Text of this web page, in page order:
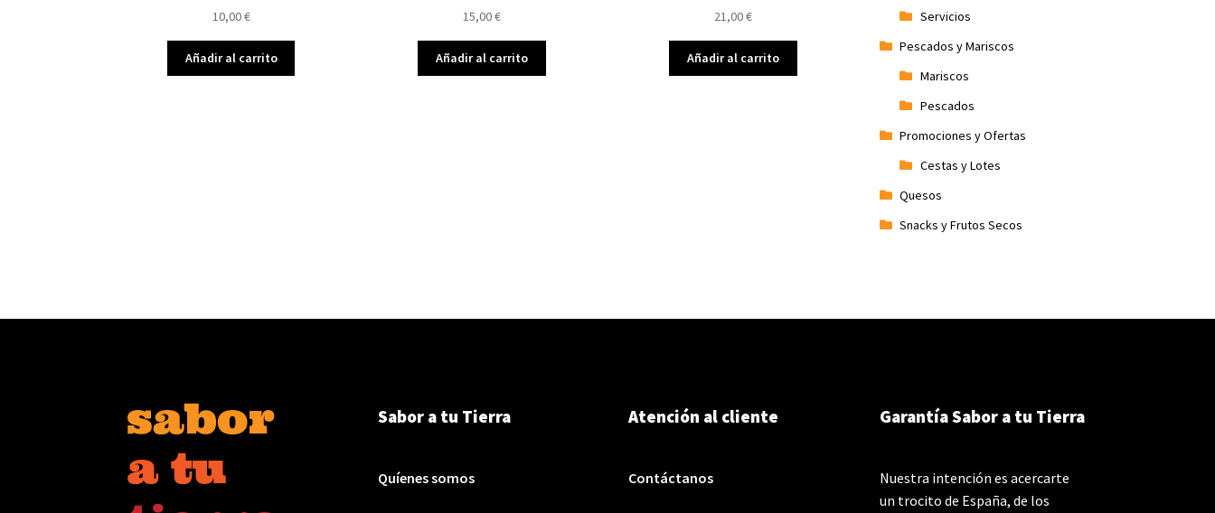
10,00€
Añadir al carrito
15,00€
Añadir al carrito
21,00€
Añadir al carrito
Servicios
Pescados y Mariscos
Mariscos
Pescados
Promociones y Ofertas
Cestas y Lotes
Quesos
Snacks y Frutos Secos
Sabor a tu Tierra
Quíenes somos
Atención al cliente
Contáctanos
Garantía Sabor a tu Tierra
Nuestra intención es acercarte
un trocito de España, de los